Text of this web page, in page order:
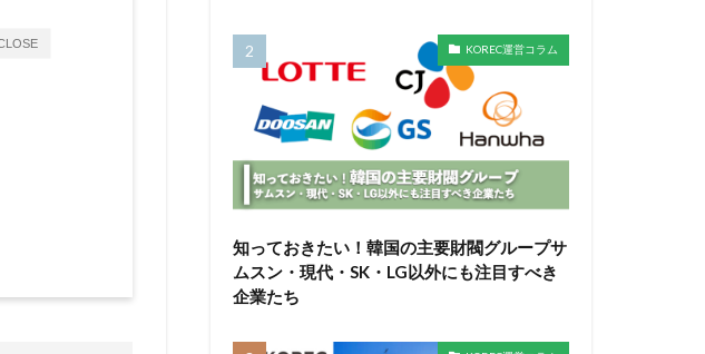
KOREC運営コラム
知っておきたい！韓国の主要財閥グループサ
ムスン・現代・SK・LG以外にも注目すべき
企業たち